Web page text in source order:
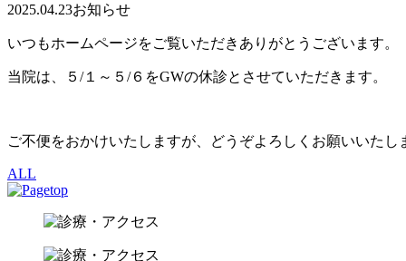
2025.04.23お知らせ
いつもホームページをご覧いただきありがとうございます。
当院は、５/１～５/６をGWの休診とさせていただきます。
ご不便をおかけいたしますが、どうぞよろしくお願いいたし
ALL